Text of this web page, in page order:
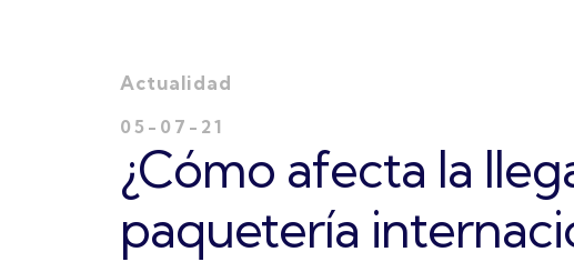
Actualidad
05-07-21
¿Cómo afecta la
paquetería